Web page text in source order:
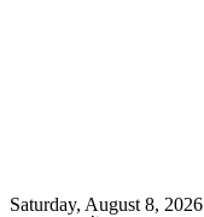
Saturday, August 8, 2026